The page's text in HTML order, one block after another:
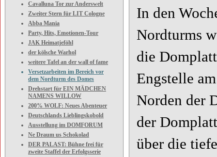
Cavalluna Tor zur Anderswelt
Zweiter Stern für LIT Cologne
Abba Mania
Party, Hits, Emotionen-Tour
JAK Heimatjeföhl
der kölsche Warhol
weitere Tafel an der wall of fame
Versetzarbeiten im Bereich vor
dem Nordturm des Domes
Drehstart für EIN MÄDCHEN
NAMENS WILLOW
200% WOLF: Neues Abenteuer
Deutschlands Lieblingskobold
Ausstellung im DOMFORUM
Ne Draum us Schokolad
DER PALAST: Bühne frei für
zweite Staffel der Erfolgsserie
In den
Nordturms
die
Engstelle
Norden der
der
über die